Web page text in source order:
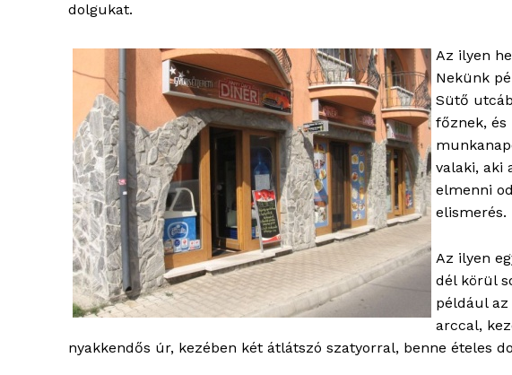
szubjektív
élményportál
dolgukat.
Az ilyen
Nekünk
Sütő
főznek, és
valaki, aki
elmenni
elismerés.
Az ilyen
dél körül
például
arccal,
nyakkendős úr, kezében két átlátszó szatyorral, benne ételes